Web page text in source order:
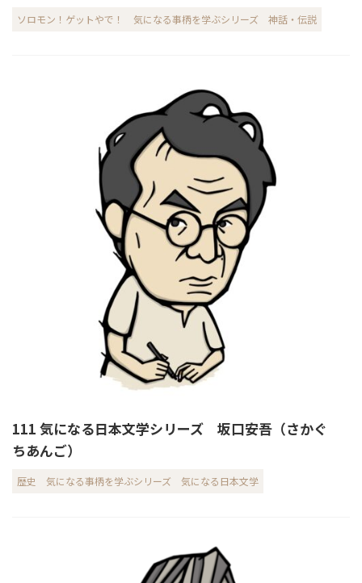
ソロモン！ゲットやで！ 気になる事柄を学ぶシリーズ 神話・伝説
111 気になる日本文学シリーズ 坂口安吾（さかぐ
ちあんご）
歴史 気になる事柄を学ぶシリーズ 気になる日本文学